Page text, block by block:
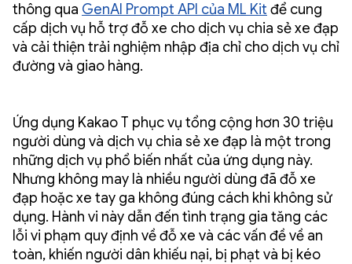
thông qua GenAI Prompt API của ML Kit để cung
cấp dịch vụ hỗ trợ đỗ xe cho dịch vụ chia sẻ xe đạp
và cải thiện trải nghiệm nhập địa chỉ cho dịch vụ chỉ
đường và giao hàng.
Ứng dụng Kakao T phục vụ tổng cộng hơn 30 triệu
người dùng và dịch vụ chia sẻ xe đạp là một trong
những dịch vụ phổ biến nhất của ứng dụng này.
Nhưng không may là nhiều người dùng đã đỗ xe
đạp hoặc xe tay ga không đúng cách khi không sử
dụng. Hành vi này dẫn đến tình trạng gia tăng các
lỗi vi phạm quy định về đỗ xe và các vấn đề về an
toàn, khiến người dân khiếu nại, bị phạt và bị kéo